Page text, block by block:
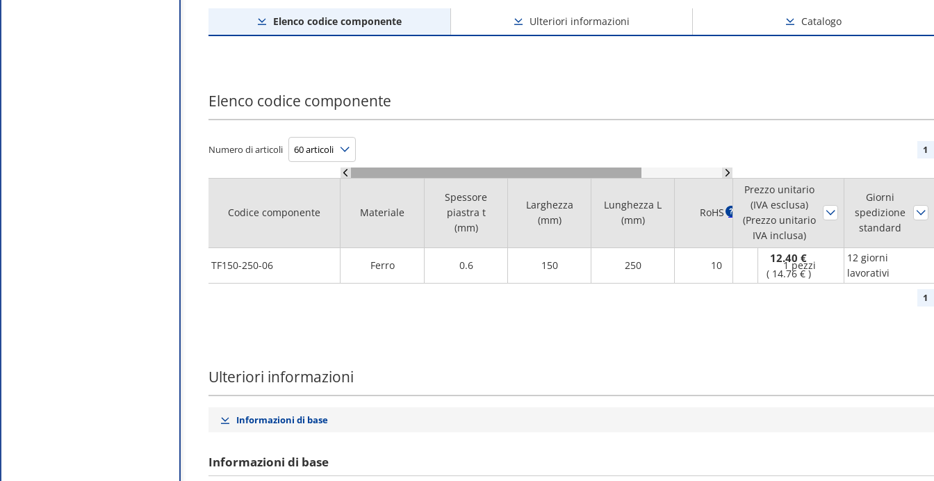
Elenco codice componente Ulteriori informazioni Catalogo
Elenco codice componente
Numero di articoli 1
Codice componente
TF150-250-06
Materiale
Spessore
piastra t
(mm)
Larghezza
(mm)
Lunghezza L
(mm)
RoHS ?
Quantità
minima
d'ordine
Ferro 0.6 150 250 10 1 pezzi
Prezzo unitario
(IVA esclusa)
(Prezzo unitario
IVA inclusa)
Giorni
spedizione
standard
12.40 €
( 14.76 € )
12 giorni
lavorativi
1
Ulteriori informazioni
Informazioni di base
Informazioni di base